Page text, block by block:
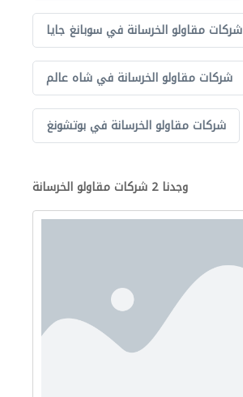
شركات مقاولو الخرسانة في سوبانغ جايا
شركات مقاولو الخرسانة في شاه عالم
شركات مقاولو الخرسانة في بوتشونغ
وجدنا 2 شركات مقاولو الخرسانة